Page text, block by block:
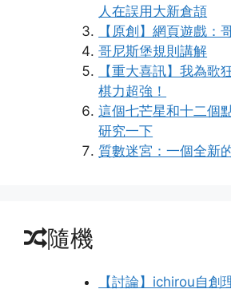
人在誤用大新倉頡
【原創】網頁遊戲：
哥尼斯堡規則講解
【重大喜訊】我為歌
棋力超強！
這個七芒星和十二個
研究一下
質數迷宮：一個全新
隨機
【討論】ichirou自創